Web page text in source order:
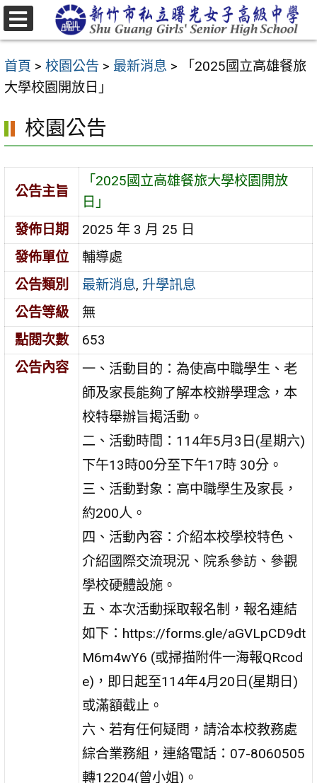
跳
至
要
內
區
首頁 > 校園公告 > 最新消息 >
「2025國立高雄餐旅
大學校園開放日」
校園公告
公告主旨
「2025國立高雄餐旅大學校園開放
日」
發佈日期
2025 年 3 月 25 日
發佈單位
輔導處
公告類別
最新消息, 升學訊息
公告等級
無
點閱次數
653
公告內容
一、活動目的：為使高中職學生、老
師及家長能夠了解本校辦學理念，本
校特舉辦旨揭活動。
二、活動時間：114年5月3日(星期六)
下午13時00分至下午17時 30分。
三、活動對象：高中職學生及家長，
約200人。
四、活動內容：介紹本校學校特色、
介紹國際交流現況、院系參訪、參觀
學校硬體設施。
五、本次活動採取報名制，報名連結
如下：https://forms.gle/aGVLpCD9dt
M6m4wY6 (或掃描附件一海報QRcod
e)，即日起至114年4月20日(星期日)
或滿額截止。
六、若有任何疑問，請洽本校教務處
綜合業務組，連絡電話：07-8060505
轉12204(曾小姐)。
選
單